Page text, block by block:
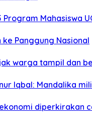
Mahasiswa
Panggung Nasional
warga tampil dan
Iqbal: Mandalika
ekonomi diperkirakan